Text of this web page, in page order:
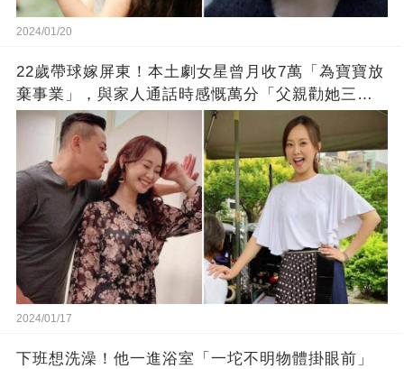
2024/01/20
22歲帶球嫁屏東！本土劇女星曾月收7萬「為寶寶放
棄事業」，與家人通話時感慨萬分「父親勸她三
思」：只有過一次眼淚
2024/01/17
下班想洗澡！他一進浴室「一坨不明物體掛眼前」